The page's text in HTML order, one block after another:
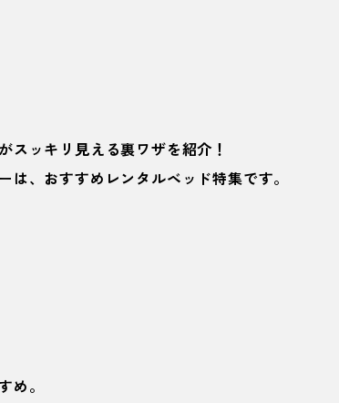
スッキリ見える裏ワザを紹介！
は、おすすめレンタルベッド特集です。
め。